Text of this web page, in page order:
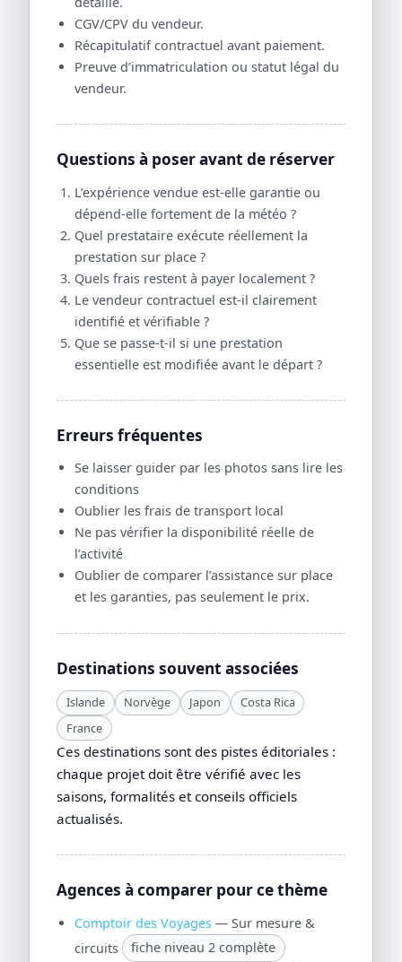
CGV/CPV du vendeur.
Récapitulatif contractuel avant paiement.
Preuve d’immatriculation ou statut légal du
vendeur.
Questions à poser avant de réserver
L’expérience vendue est-elle garantie ou
dépend-elle fortement de la météo ?
Quel prestataire exécute réellement la
prestation sur place ?
Quels frais restent à payer localement ?
Le vendeur contractuel est-il clairement
identifié et vérifiable ?
Que se passe-t-il si une prestation
essentielle est modifiée avant le départ ?
Erreurs fréquentes
Se laisser guider par les photos sans lire les
conditions
Oublier les frais de transport local
Ne pas vérifier la disponibilité réelle de
l’activité
Oublier de comparer l’assistance sur place
et les garanties, pas seulement le prix.
Destinations souvent associées
Islande Norvège Japon
Costa Rica
France
Ces destinations sont des pistes éditoriales :
chaque projet doit être vérifié avec les
saisons, formalités et conseils officiels
actualisés.
Agences à comparer pour ce thème
Comptoir des Voyages— Sur mesure &
circuits
fiche niveau 2 complète